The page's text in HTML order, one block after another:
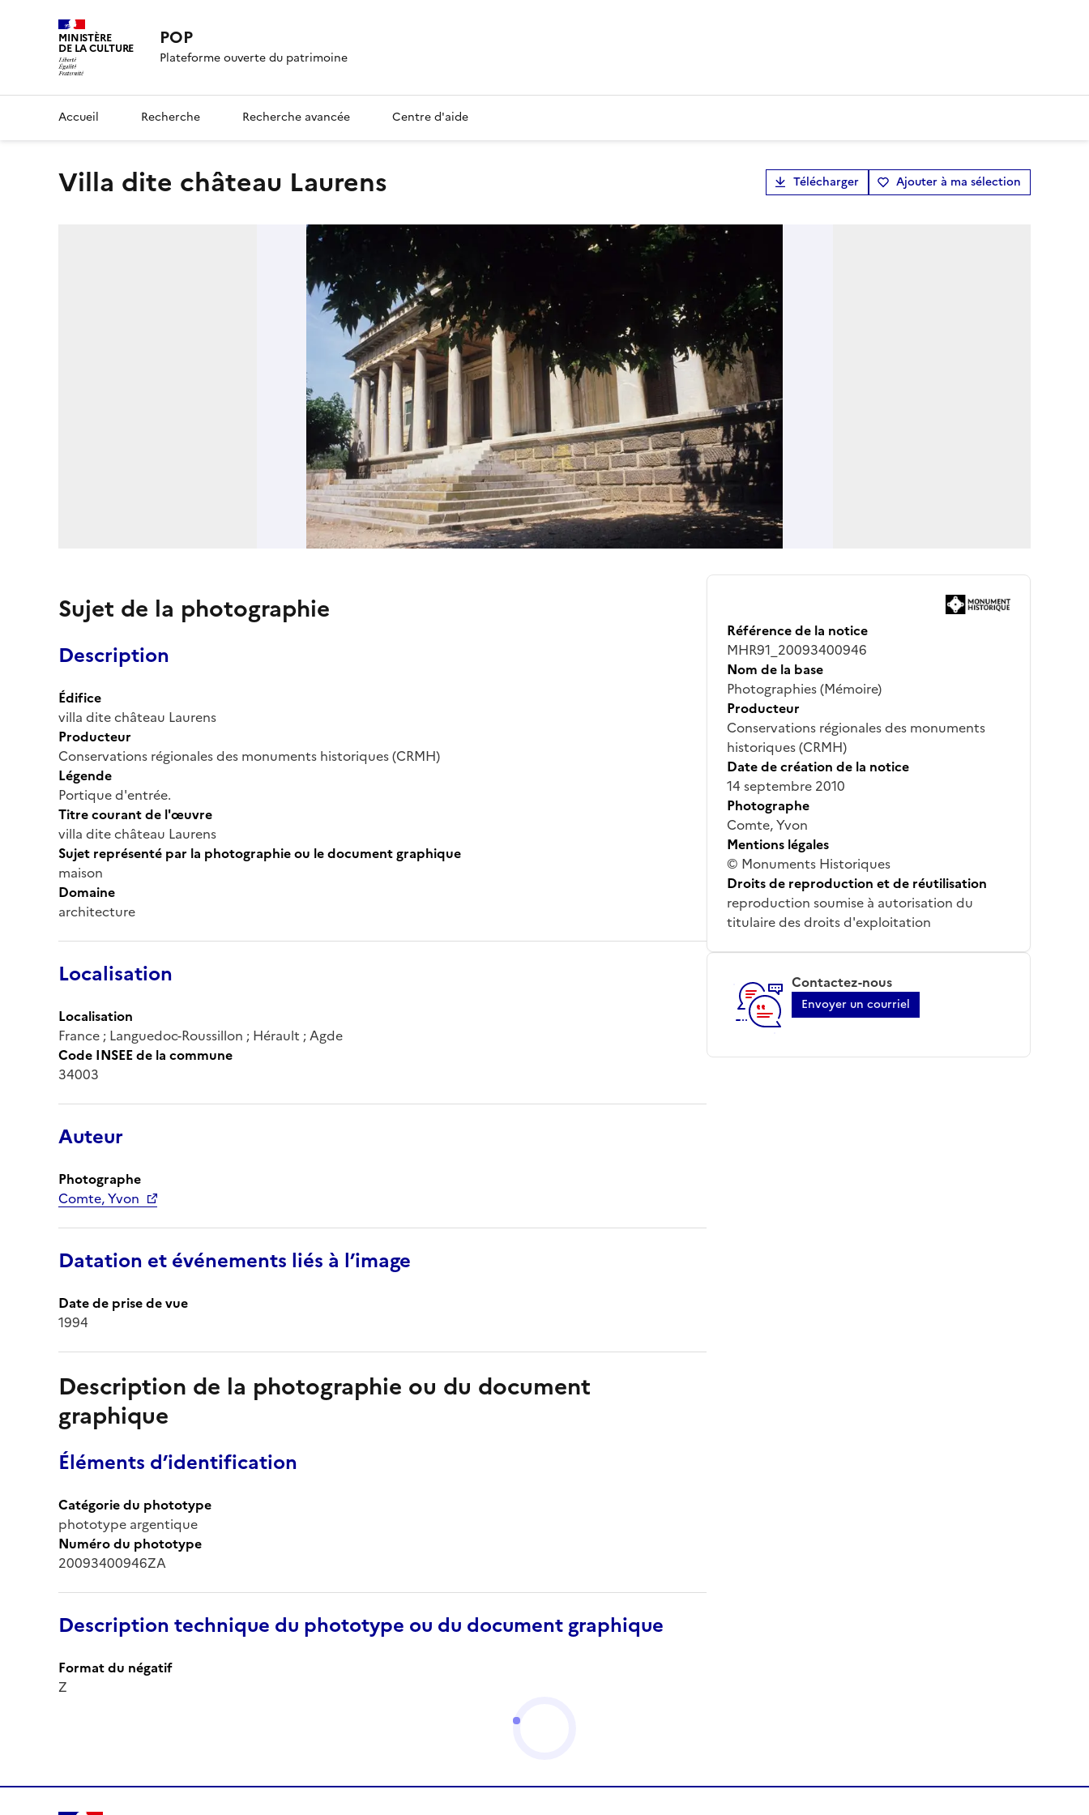
MINISTÈRE
DE LA CULTURE POP
Plateforme ouverte du patrimoine
Accueil Recherche Recherche avancée Centre d'aide
villa dite château Laurens Télécharger Ajouter à ma sélection
Sujet de la photographie
Description
Édifice
villa dite château Laurens
Producteur
Conservations régionales des monuments historiques (CRMH)
Légende
Portique d'entrée.
Titre courant de l'œuvre
villa dite château Laurens
Sujet représenté par la photographie ou le document graphique
maison
Domaine
architecture
Localisation
Localisation
France ; Languedoc-Roussillon ; Hérault ; Agde
Code INSEE de la commune
34003
Auteur
Photographe
Comte, Yvon
Datation et événements liés à l’image
Date de prise de vue
1994
Description de la photographie ou du document
graphique
Éléments d’identification
Catégorie du phototype
phototype argentique
Numéro du phototype
20093400946ZA
Description technique du phototype ou du document graphique
Format du négatif
Z
Référence de la notice
MHR91_20093400946
Nom de la base
Photographies (Mémoire)
Producteur
Conservations régionales des monuments
historiques (CRMH)
Date de création de la notice
14 septembre 2010
Photographe
Comte, Yvon
Mentions légales
© Monuments Historiques
Droits de reproduction et de réutilisation
reproduction soumise à autorisation du
titulaire des droits d'exploitation
Contactez-nous
Envoyer un courriel